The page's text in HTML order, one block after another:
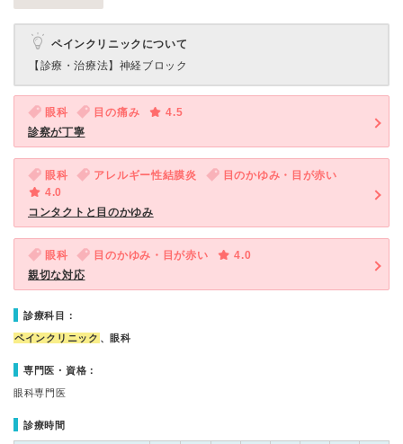
ペインクリニックについて
【診療・治療法】 神経ブロック
眼科 目の痛み
4.5
診察が丁寧
眼科 アレルギー性結膜炎
目のかゆみ・目が赤い
4.0
コンタクトと目のかゆみ
眼科 目のかゆみ・目が赤い
4.0
親切な対応
診療科目：
ペインクリニック 、眼科
専門医・資格：
眼科専門医
診療時間